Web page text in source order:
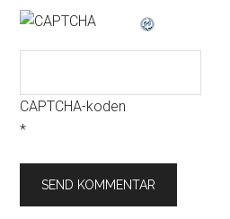
CAPTCHA-koden
*